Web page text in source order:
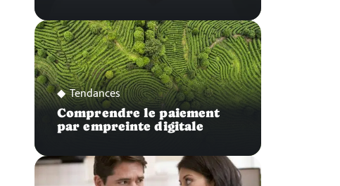
Tendances
Comprendre le paiement
par empreinte digitale